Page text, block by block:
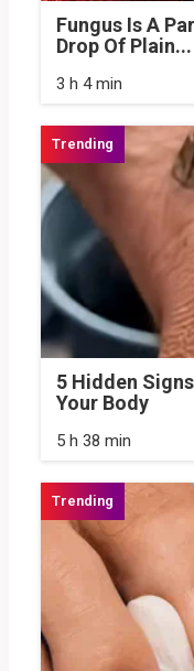
Fungus Is A
Drop Of Plain...
3 h 4 min
5 Hidden
Your Body
5 h 38 min